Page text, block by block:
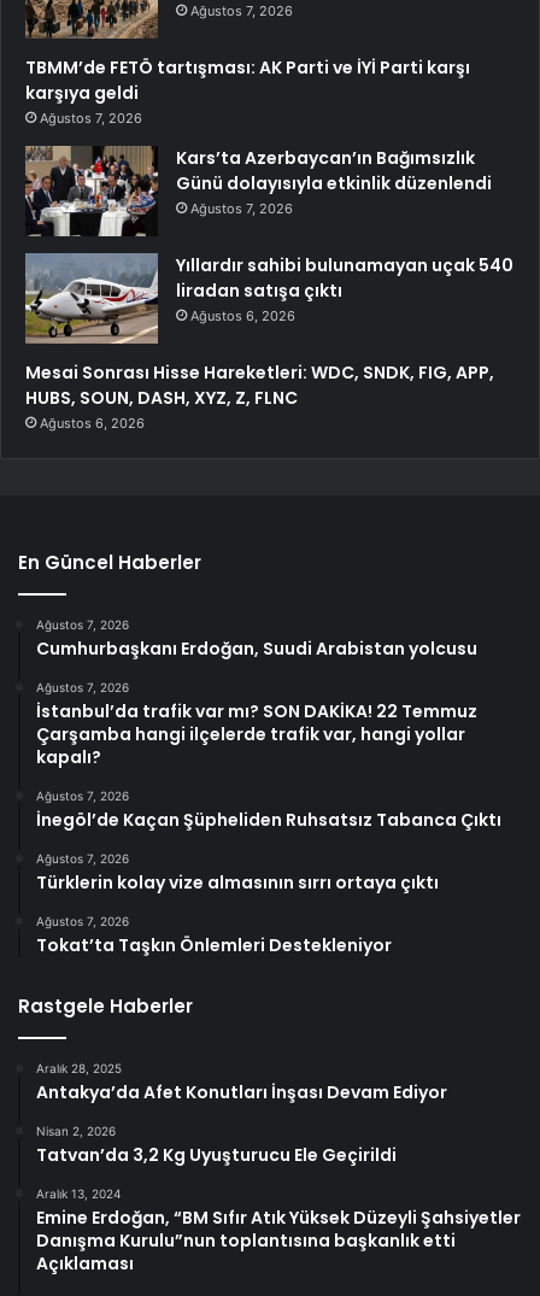
Ağustos 7, 2026
TBMM’de FETÖ tartışması: AK Parti ve İYİ Parti karşı
karşıya geldi
Ağustos 7, 2026
Kars’ta Azerbaycan’ın Bağımsızlık
Günü dolayısıyla etkinlik düzenlendi
Ağustos 7, 2026
Yıllardır sahibi bulunamayan uçak 540
liradan satışa çıktı
Ağustos 6, 2026
Mesai Sonrası Hisse Hareketleri: WDC, SNDK, FIG, APP,
HUBS, SOUN, DASH, XYZ, Z, FLNC
Ağustos 6, 2026
En Güncel Haberler
Ağustos 7, 2026
Cumhurbaşkanı Erdoğan, Suudi Arabistan yolcusu
Ağustos 7, 2026
İstanbul’da trafik var mı? SON DAKİKA! 22 Temmuz
Çarşamba hangi ilçelerde trafik var, hangi yollar
kapalı?
Ağustos 7, 2026
İnegöl’de Kaçan Şüpheliden Ruhsatsız Tabanca Çıktı
Ağustos 7, 2026
Türklerin kolay vize almasının sırrı ortaya çıktı
Ağustos 7, 2026
Tokat’ta Taşkın Önlemleri Destekleniyor
Rastgele Haberler
Aralık 28, 2025
Antakya’da Afet Konutları İnşası Devam Ediyor
Nisan 2, 2026
Tatvan’da 3,2 Kg Uyuşturucu Ele Geçirildi
Aralık 13, 2024
Emine Erdoğan, “BM Sıfır Atık Yüksek Düzeyli Şahsiyetler
Danışma Kurulu”nun toplantısına başkanlık etti
Açıklaması